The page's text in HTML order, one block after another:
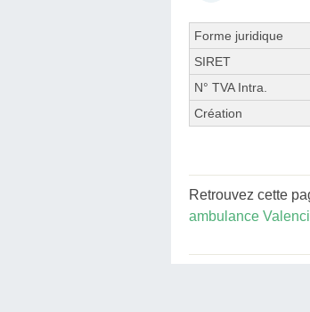
Forme juridique
SIRET
N° TVA Intra.
Création
Retrouvez cette
ambulance